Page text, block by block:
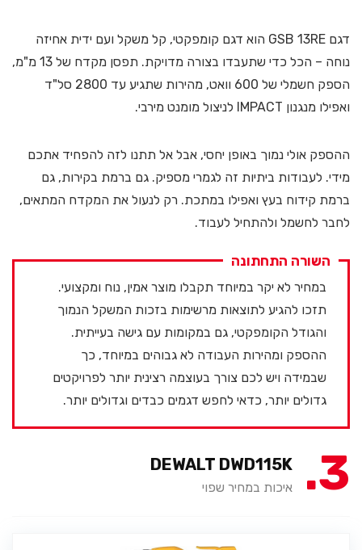
דגם GSB 13RE הוא דגם קומפקטי, קל משקל ועם ידית אחיזה
נוחה – הכל כדי שתעבדו בצורה מדויקת. תפסן מקדח של 13 מ"מ,
הספק חשמלי של 600 וואט, מהירות שתגיע עד 2800 סל"ד
ואפילו מנגנון IMPACT לניצול מומנט מירבי.
ההספק אולי נמוך באופן יחסי, אבל אל תתנו לזה להפחיד אתכם
מידי. לעבודות ביתיות זה לגמרי מספיק. גם ברמת בקירות, גם
ברמת קידוח בעץ ואפילו במתכת. רק לנעול את המקדח המתאים,
לחבר לחשמל ולהתחיל לעבוד.
השורה התחתונה
במחיר לא יקר במיוחד תקבלו מוצר אמין, נוח ומקצועי.
תזכו להגיע לתוצאות מרשימות בזכות המשקל הנמוך
והגודל הקומפקטי, גם במקומות עם גישה בעייתית.
ההספק ומהירות העבודה לא גבוהים במיוחד, כך
שבמידה ויש לכם צורך בעוצמה רצינית יותר לפרויקטים
גדולים יותר, כדאי לחפש דגמים כבדים וגדולים יותר.
3
DEWALT DWD115K
איכות במחיר שפוי